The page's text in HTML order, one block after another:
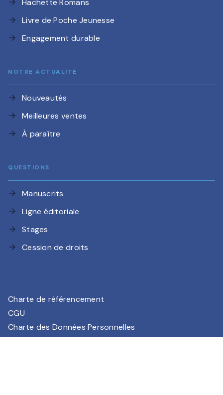
arrow_forward Hachette Romans
arrow_forward Livre de Poche Jeunesse
arrow_forward Engagement durable
NOTRE ACTUALITÉ
arrow_forward Nouveautés
arrow_forward Meilleures ventes
arrow_forward À paraître
QUESTIONS
arrow_forward Manuscrits
arrow_forward Ligne éditoriale
arrow_forward Stages
arrow_forward Cession de droits
Charte de référencement
CGU
Charte des Données Personnelles